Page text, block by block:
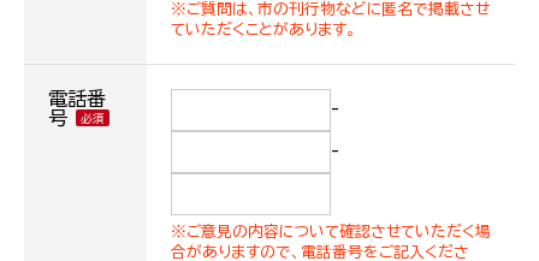
※ご質問は、市の刊行物などに匿名で掲載させ
ていただくことがあります。
電話番
号
-
-
※ご意見の内容について確認させていただく場
合がありますので、電話番号をご記入くださ